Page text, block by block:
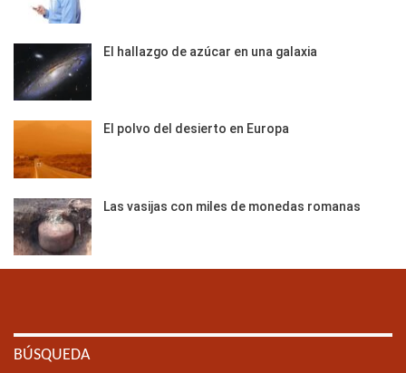
El hallazgo de azúcar en una galaxia
El polvo del desierto en Europa
Las vasijas con miles de monedas romanas
BÚSQUEDA